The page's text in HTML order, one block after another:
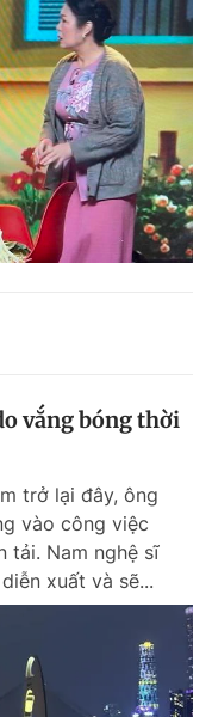
vắng bóng thời
trở lại đây, ông
vào công việc
tải. Nam nghệ sĩ
xuất và sẽ...